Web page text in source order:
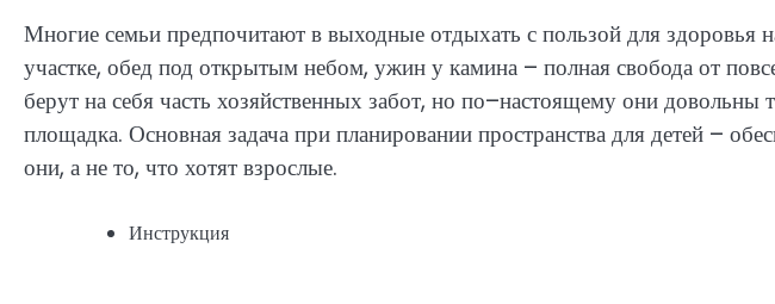
Многие семьи предпочитают в выходные отдыхать с пользой для здоровья
участке, обед под открытым небом, ужин у камина – полная свобода от
берут на себя часть хозяйственных забот, но по–настоящему они довольны
площадка. Основная задача при планировании пространства для детей –
они, а не то, что хотят взрослые.
Инструкция